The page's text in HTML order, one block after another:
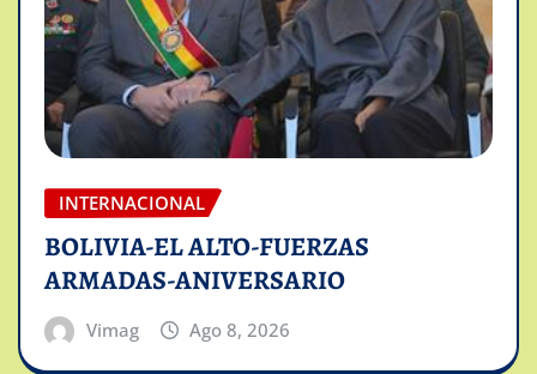
INTERNACIONAL
BOLIVIA-EL ALTO-FUERZAS
ARMADAS-ANIVERSARIO
Vimag Ago 8, 2026